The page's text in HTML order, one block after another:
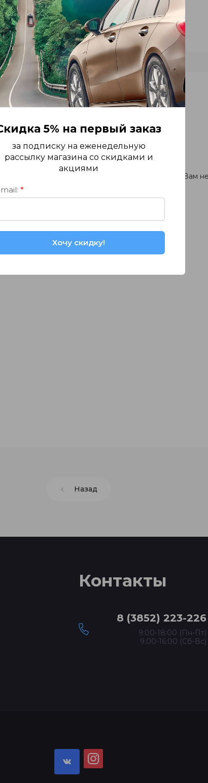
Поделиться
на нашем сайте, но забыли пароль или Вам
пароля.
Назад
Контакты
8 (3852) 223-226
9:00-18:00 (Пн-Пт)
9:00-16:00 (Сб-Вс)
5% на первый заказ
за подписку на еженедельную
рассылку магазина со скидками и
акциями
mail:*
Хочу скидку!